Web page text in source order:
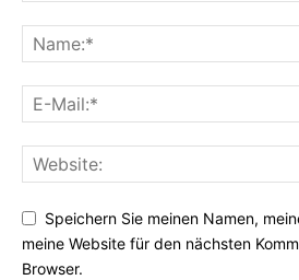
Speichern Sie meinen Namen,
meine Website für den nächsten
Browser.